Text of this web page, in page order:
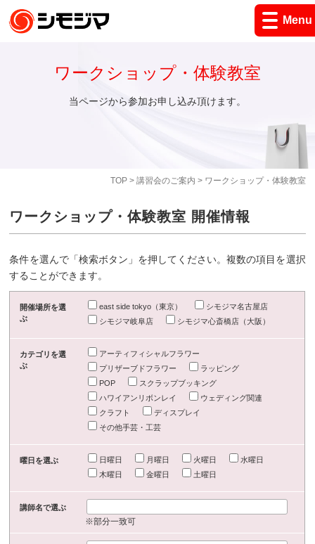
Menu
TOP> 講習会のご案内 > ワークショップ・体験教室
ワークショップ・体験教室
当ページから参加お申し込み頂けます。
ワークショップ・体験教室 開催情報
条件を選んで「検索ボタン」を押してください。複数の項目を選択
することができます。
開催場所を選
ぶ
east side tokyo（東京）
シモジマ名古屋店
シモジマ岐阜店
シモジマ心斎橋店（大阪）
カテゴリを選
ぶ
アーティフィシャルフラワー
プリザーブドフラワー
ラッピング
POP
スクラップブッキング
ハワイアンリボンレイ
ウェディング関連
クラフト
ディスプレイ
その他手芸・工芸
曜日を選ぶ 日曜日 月曜日 火曜日
水曜日
木曜日
金曜日 土曜日
講師名で選ぶ
※部分一致可